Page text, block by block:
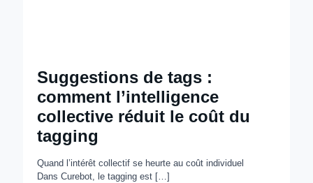
Suggestions de tags :
comment l’intelligence
collective réduit le coût du
tagging
Quand l’intérêt collectif se heurte au coût individuel
Dans Curebot, le tagging est […]